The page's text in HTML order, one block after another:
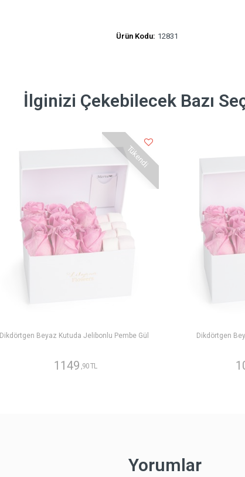
Ürün Kodu: 12831
İlginizi Çekebilecek Bazı
Tükendi
Dikdörtgen Beyaz Kutuda Jelibonlu Pembe Gül
1149 ,90 TL
Dikdörtgen
Yorumlar